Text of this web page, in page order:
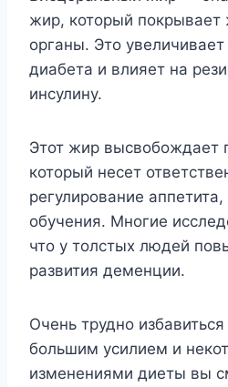
жир, который
органы. Это увеличивает
диабета и влияет на
инсулину.
Этот жир высвобождает
который несет
регулирование
обучения. Многие
что у толстых людей
развития деменции.
Очень трудно
большим усилием и
изменениями диеты вы